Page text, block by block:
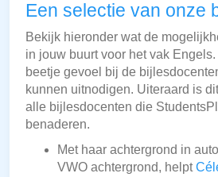
Een selectie van onze
Bekijk hieronder wat de
in jouw buurt voor het vak
beetje gevoel bij de
kunnen uitnodigen. Uiteraard is
alle bijlesdocenten die
benaderen.
Met haar achtergrond in
VWO achtergrond, helpt